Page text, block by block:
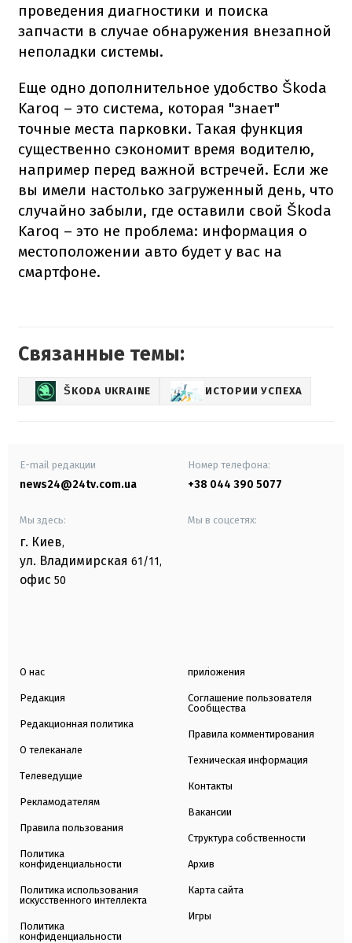
проведения диагностики и поиска
запчасти в случае обнаружения внезапной
неполадки системы.
Еще одно дополнительное удобство Škoda
Karoq – это система, которая "знает"
точные места парковки. Такая функция
существенно сэкономит время водителю,
например перед важной встречей. Если же
вы имели настолько загруженный день, что
случайно забыли, где оставили свой Škoda
Karoq – это не проблема: информация о
местоположении авто будет у вас на
смартфоне.
Связанные темы:
ŠKODA UKRAINE ИСТОРИИ УСПЕХА
E-mail редакции
news24@24tv.com.ua
Номер телефона:
+38 044 390 5077
Мы здесь:
г. Киев,
ул. Владимирская 61/11,
офис 50
Мы в соцсетях:
О нас
Редакция
Редакционная политика
О телеканале
Телеведущие
Рекламодателям
Правила пользования
Политика
конфиденциальности
Политика использования
искусственного интеллекта
Политика
конфиденциальности
приложения
Соглашение пользователя
Сообщества
Правила комментирования
Техническая информация
Контакты
Вакансии
Структура собственности
Архив
Карта сайта
Игры